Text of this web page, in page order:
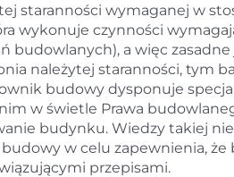
staranności wymaganej w
wykonuje czynności
budowlanych), a więc
należytej staranności, tym
budowy dysponuje
w świetle Prawa
budynku. Wiedzy takiej
w celu zapewnienia,
przepisami.